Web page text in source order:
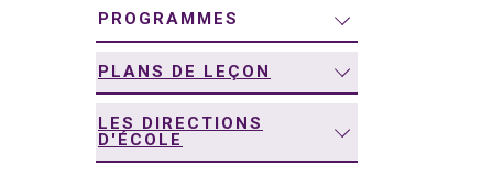
PROGRAMMES
PLANS DE LEÇON
LES DIRECTIONS
D'ÉCOLE